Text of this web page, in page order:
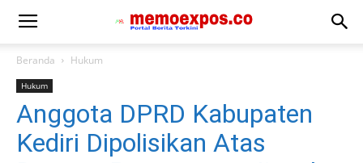
Beranda Hukum
Hukum
Anggota DPRD Kabupaten
Kediri Dipolisikan Atas